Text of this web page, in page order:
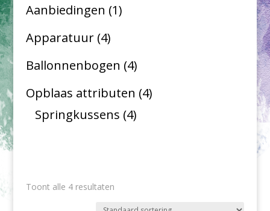
Aanbiedingen 11
Apparatuur 44
producten
Ballonnenbogen 44
producten
Opblaas attributen 44
Springkussens 44
Toont alle 4 resultaten